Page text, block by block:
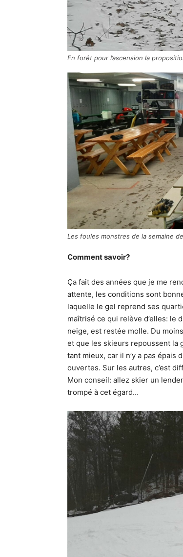
En forêt pour l’ascension la
Les foules monstres de la semaine
Comment savoir?
Ça fait des années que je me
attente, les conditions sont
laquelle le gel reprend ses
maîtrisé ce qui relève d’elles: le
neige, est restée molle. Du
et que les skieurs repoussent la
tant mieux, car il n’y a pas épais
ouvertes. Sur les autres, c’est
Mon conseil: allez skier un
trompé à cet égard…